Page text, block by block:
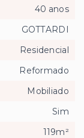
40 anos
GOTTARDI
Residencial
Reformado
Mobiliado
Sim
119m²